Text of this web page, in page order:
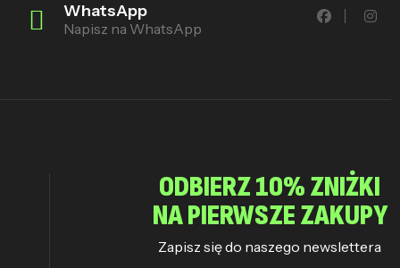
WhatsApp
Napisz na WhatsApp
ODBIERZ 10% ZNIŻKI
NA PIERWSZE ZAKUPY
Zapisz się do naszego newslettera